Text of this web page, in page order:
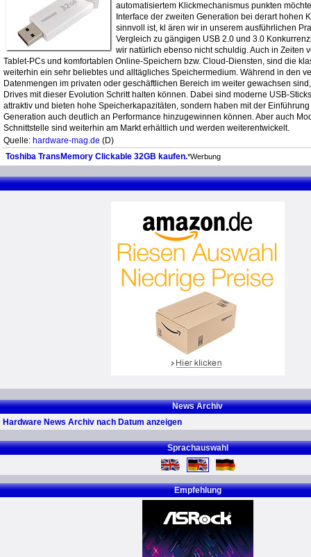
automatisiertem Klickmechanismus punkten
Interface der zweiten Generation bei derart hohen
sinnvoll ist, kl ären wir in unserem ausführlichen
Vergleich zu gängigen USB 2.0 und 3.0
wir natürlich ebenso nicht schuldig. Auch in Zeiten
Tablet-PCs und komfortablen Online-Speichern bzw. Cloud-Diensten, sind die
weiterhin ein sehr beliebtes und alltägliches Speichermedium. Während in den
Datenmengen im privaten oder geschäftlichen Bereich im weiter gewachsen
Drives mit dieser Evolution Schritt halten können. Dabei sind moderne USB-
attraktiv und bieten hohe Speicherkapazitäten, sondern haben mit der
Generation auch deutlich an Performance hinzugewinnen können. Aber auch
Schnittstelle sind weiterhin am Markt erhältlich und werden weiterentwickelt.
Quelle: hardware-mag.de (D)
Toshiba TransMemory Clickable 32GB kaufen.*Werbung
News Archiv
Hardware News Archiv nach Datum anzeigen
Sprachauswahl
Empfehlung